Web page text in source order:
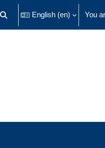
Toggle search input
English ‎(en)‎ You